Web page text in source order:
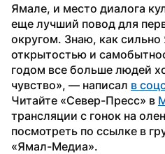
Ямале, и место диалога
еще лучший повод для
округом. Знаю, как
открытостью и
годом все больше людей
чувство», — написал в
Читайте «Север-Пресс» в
трансляции с гонок на
посмотреть по ссылке в
«Ямал-Медиа».